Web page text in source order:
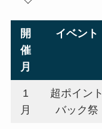
開
催
月
イベント
1
月
超ポイント
バック祭